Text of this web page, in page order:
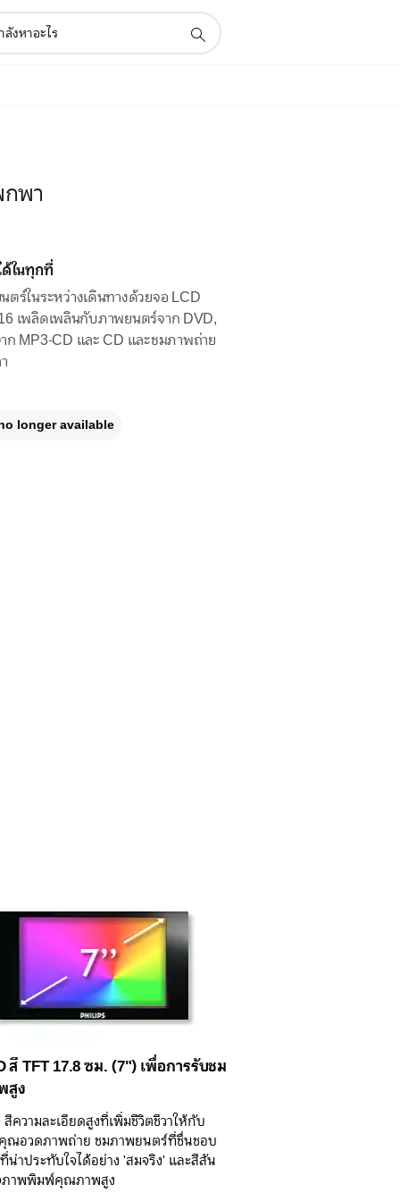
กพา
ในทุกที่
ร์ในระหว่างเดินทางด้วยจอ LCD
เพลิดเพลินกับภาพยนตร์จาก DVD,
ก MP3-CD และ CD และชมภาพถ่าย
longer available
สี TFT 17.8 ซม. (7") เพื่อการรับชม
สูง
ความละเอียดสูงที่เพิ่มชีวิตชีวาให้กับ
ณอวดภาพถ่าย ชมภาพยนตร์ที่ชื่นชอบ
น่าประทับใจได้อย่าง 'สมจริง' และสีสัน
ภาพพิมพ์คุณภาพสูง